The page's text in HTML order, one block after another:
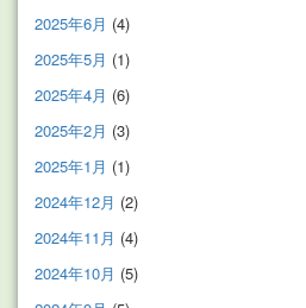
2025年6月 (4)
2025年5月 (1)
2025年4月 (6)
2025年2月 (3)
2025年1月 (1)
2024年12月 (2)
2024年11月 (4)
2024年10月 (5)